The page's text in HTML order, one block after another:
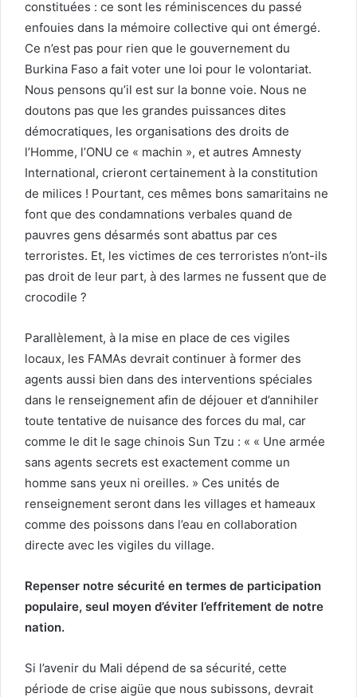
constituées : ce sont les réminiscences du passé
enfouies dans la mémoire collective qui ont émergé.
Ce n’est pas pour rien que le gouvernement du
Burkina Faso a fait voter une loi pour le volontariat.
Nous pensons qu’il est sur la bonne voie. Nous ne
doutons pas que les grandes puissances dites
démocratiques, les organisations des droits de
l’Homme, l’ONU ce « machin », et autres Amnesty
International, crieront certainement à la constitution
de milices ! Pourtant, ces mêmes bons samaritains ne
font que des condamnations verbales quand de
pauvres gens désarmés sont abattus par ces
terroristes. Et, les victimes de ces terroristes n’ont-ils
pas droit de leur part, à des larmes ne fussent que de
crocodile ?
Parallèlement, à la mise en place de ces vigiles
locaux, les FAMAs devrait continuer à former des
agents aussi bien dans des interventions spéciales
dans le renseignement afin de déjouer et d’annihiler
toute tentative de nuisance des forces du mal, car
comme le dit le sage chinois Sun Tzu : « « Une armée
sans agents secrets est exactement comme un
homme sans yeux ni oreilles. » Ces unités de
renseignement seront dans les villages et hameaux
comme des poissons dans l’eau en collaboration
directe avec les vigiles du village.
Repenser notre sécurité en termes de participation
populaire, seul moyen d’éviter l’effritement de notre
nation.
Si l’avenir du Mali dépend de sa sécurité, cette
période de crise aigüe que nous subissons, devrait